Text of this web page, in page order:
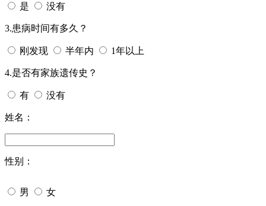
是 没有
3.患病时间有多久？
刚发现 半年内 1年以上
4.是否有家族遗传史？
有 没有
姓名：
性别：
男 女